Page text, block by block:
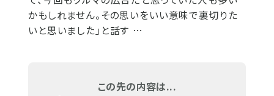
かもしれません。その思いをいい意味で裏切りた
いと思いました」と話す …
この先の内容は...